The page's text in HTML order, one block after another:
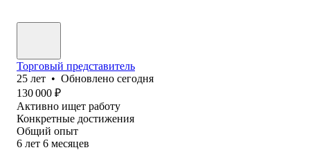
Торговый представитель
25 лет • Обновлено сегодня
130 000 ₽
Активно ищет работу
Конкретные достижения
Общий опыт
6 лет 6 месяцев